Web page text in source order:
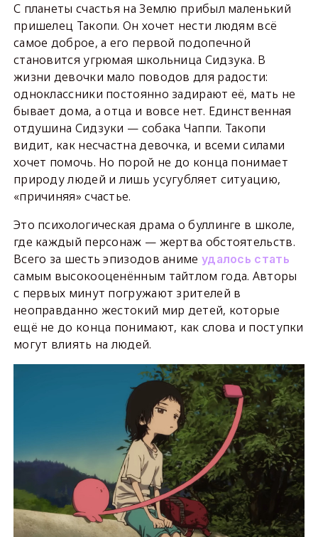
С планеты счастья на Землю прибыл маленький
пришелец Такопи. Он хочет нести людям всё
самое доброе, а его первой подопечной
становится угрюмая школьница Сидзука. В
жизни девочки мало поводов для радости:
одноклассники постоянно задирают её, мать не
бывает дома, а отца и вовсе нет. Единственная
отдушина Сидзуки — собака Чаппи. Такопи
видит, как несчастна девочка, и всеми силами
хочет помочь. Но порой не до конца понимает
природу людей и лишь усугубляет ситуацию,
«причиняя» счастье.
Это психологическая драма о буллинге в школе,
где каждый персонаж — жертва обстоятельств.
Всего за шесть эпизодов аниме удалось стать
самым высокооценённым тайтлом года. Авторы
с первых минут погружают зрителей в
неоправданно жестокий мир детей, которые
ещё не до конца понимают, как слова и поступки
могут влиять на людей.